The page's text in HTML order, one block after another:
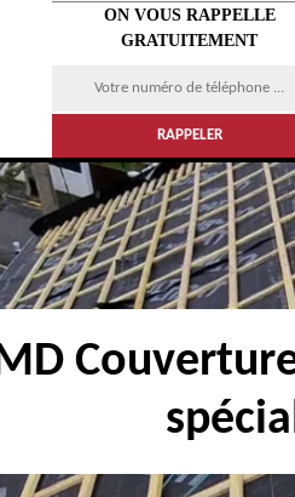
ON VOUS RAPPELLE
GRATUITEMENT